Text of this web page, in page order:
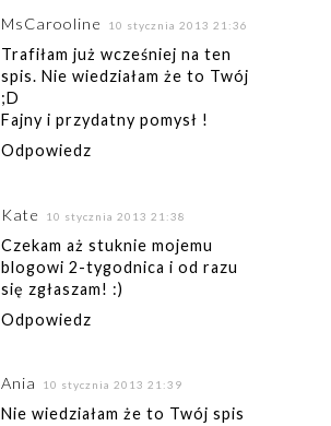
MsCarooline 10 stycznia 2013 21:36
Trafiłam już wcześniej na ten
spis. Nie wiedziałam że to Twój
;D
Fajny i przydatny pomysł !
Odpowiedz
Kate 10 stycznia 2013 21:38
Czekam aż stuknie mojemu
blogowi 2-tygodnica i od razu
się zgłaszam! :)
Odpowiedz
Ania 10 stycznia 2013 21:39
Nie wiedziałam że to Twój spis